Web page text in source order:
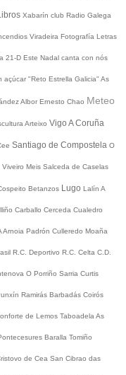
Xabarín club Radio Galega
Viradeira Fotografía Letras
21-D Este Nadal canta con nós
açúcar "Reto Estrella Galicia" As
Albor Ernesto Chao Meteo
Arteixo Vigo A Coruña
Santiago de Compostela O
Viveiro Meis Salceda de Caselas
Betanzos Lugo Lalín A
Carballo Cerceda Cualedro
Arnoia Padrón Culleredo Moaña
R.C. Deportivo R.C. Celta C.D.
O Porriño Sarria Curtis
Ramirás Barbadás Coirós
de Lemos Taboadela As
Baralla Tomiño
de Cea San Cibrao das